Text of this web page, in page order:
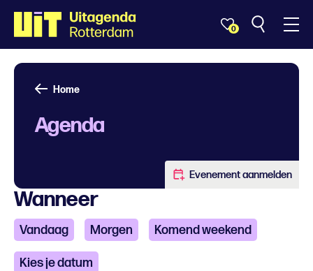
0
Home
Agenda
Evenement aanmelden
Wanneer
Vandaag Morgen Komend weekend
Kies je datum